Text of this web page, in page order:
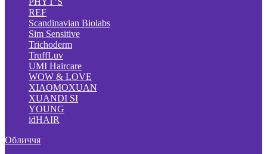
REF
Scandinavian Biolabs
Sim Sensitive
Trichoderm
TruffLuv
UMI Haircare
WOW & LOVE
XIAOMOXUAN
XUANDI SI
YOUNG
idHAIR
Обличчя